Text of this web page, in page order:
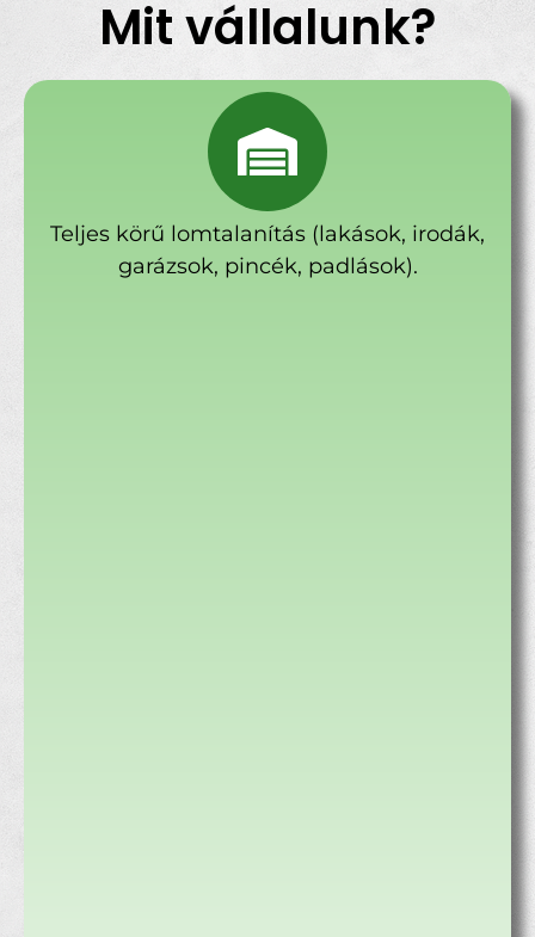
Mit vállalunk?
Teljes körű lomtalanítás (lakások, irodák,
garázsok, pincék, padlások).